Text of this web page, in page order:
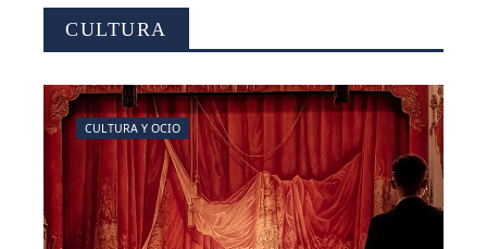
CULTURA
CULTURA Y OCIO